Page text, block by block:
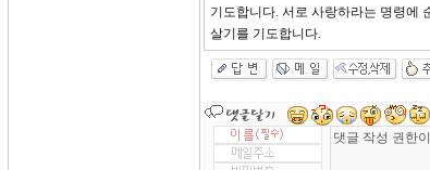
기도합니다. 서로 사랑하라는 명령에
살기를 기도합니다.